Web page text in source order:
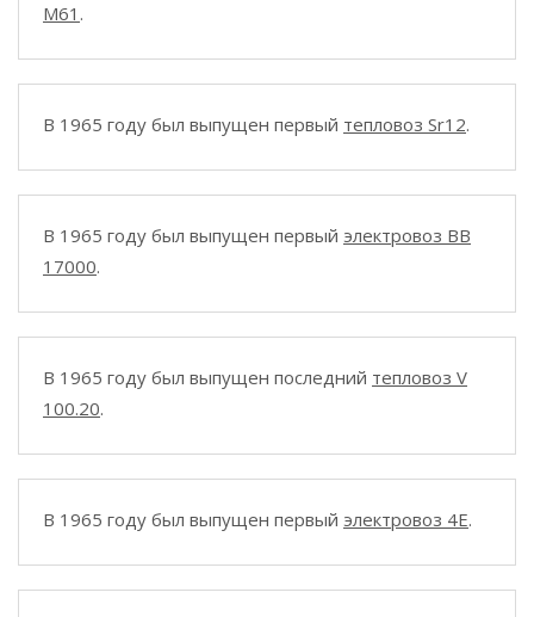
M61 .
В 1965 году был выпущен первый тепловоз Sr12.
В 1965 году был выпущен первый электровоз BB
17000.
В 1965 году был выпущен последний тепловоз V
100.20.
В 1965 году был выпущен первый электровоз 4E.